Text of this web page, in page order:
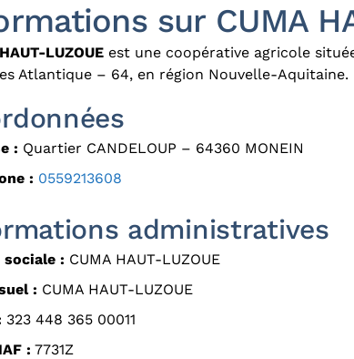
sur CUMA
LUZOUE est une coopérative agricole
Atlantique – 64, en région Nouvelle-Aquitaine.
: Quartier CANDELOUP – 64360 MONEIN
: 0559213608
administratives
sociale : CUMA HAUT-LUZOUE
: CUMA HAUT-LUZOUE
323 448 365 00011
: 7731Z